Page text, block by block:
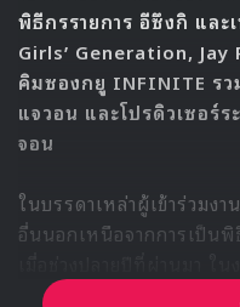
แชอิน บอกว่า “ทุกคนเตรี
หวังกับการโปรโมตในครั้
ช่วยตั้งตารอกันด้วยนะคะ”